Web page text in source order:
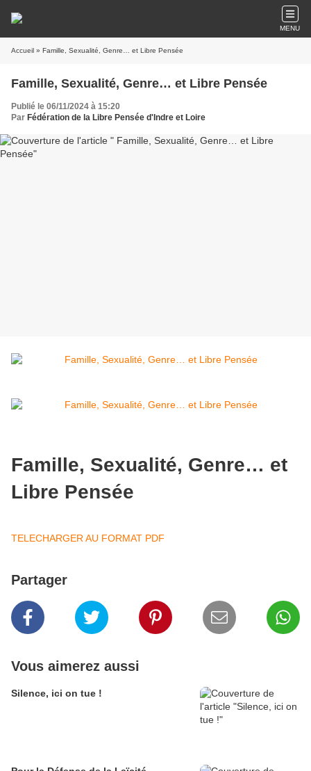
MENU
Accueil » Famille, Sexualité, Genre… et Libre Pensée
Famille, Sexualité, Genre… et Libre Pensée
Publié le 06/11/2024 à 15:20
Par Fédération de la Libre Pensée d'Indre et Loire
Famille, Sexualité, Genre… et
Libre Pensée
TELECHARGER AU FORMAT PDF
Partager
Vous aimerez aussi
Silence, ici on tue !